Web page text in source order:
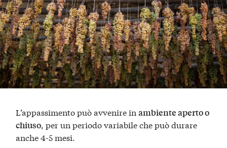
L’appassimento può avvenire inambiente aperto o
chiuso, per un periodo variabile che può durare
anche 4-5 mesi.